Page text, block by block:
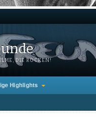
DIE ROCKEN!
Highlights